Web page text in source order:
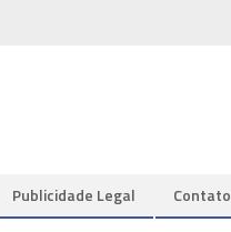
Publicidade Legal Contato